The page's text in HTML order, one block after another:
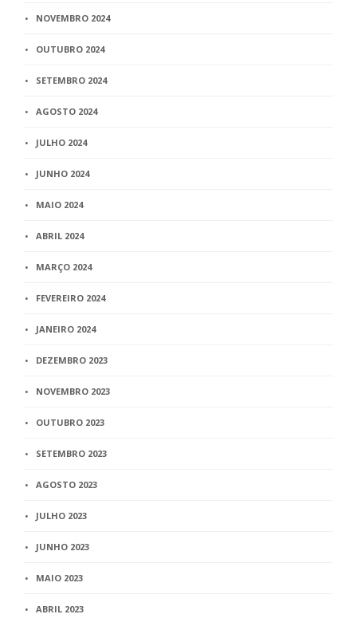
NOVEMBRO 2024
OUTUBRO 2024
SETEMBRO 2024
AGOSTO 2024
JULHO 2024
JUNHO 2024
MAIO 2024
ABRIL 2024
MARÇO 2024
FEVEREIRO 2024
JANEIRO 2024
DEZEMBRO 2023
NOVEMBRO 2023
OUTUBRO 2023
SETEMBRO 2023
AGOSTO 2023
JULHO 2023
JUNHO 2023
MAIO 2023
ABRIL 2023